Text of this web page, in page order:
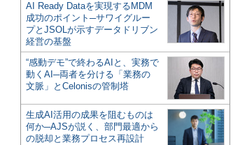
AI Ready Dataを実現するMDM
成功のポイント─サワイグルー
プとJSOLが示すデータドリブン
経営の基盤
“感動デモ”で終わるAIと、実務で
動くAI─両者を分ける「業務の
文脈」とCelonisの管制塔
生成AI活用の成果を阻むものは
何か─AJSが説く、部門最適から
の脱却と業務プロセス再設計